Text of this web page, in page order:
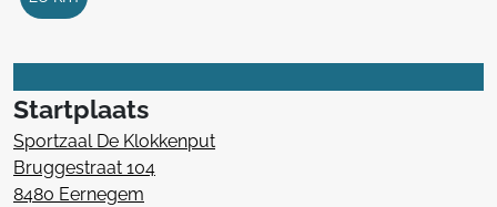
Startplaats
Sportzaal De Klokkenput
Bruggestraat 104
8480 Eernegem